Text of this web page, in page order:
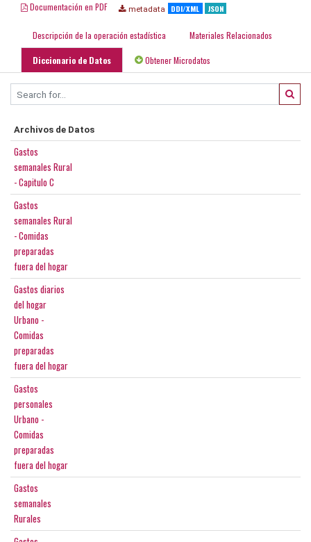
Documentación en PDF metadata DDI/XML JSON
Descripción de la operación estadística Materiales Relacionados
Diccionario de Datos Obtener Microdatos
Archivos de Datos
Gastos
semanales Rural
- Capitulo C
Gastos
semanales Rural
- Comidas
preparadas
fuera del hogar
Gastos diarios
del hogar
Urbano -
Comidas
preparadas
fuera del hogar
Gastos
personales
Urbano -
Comidas
preparadas
fuera del hogar
Gastos
semanales
Rurales